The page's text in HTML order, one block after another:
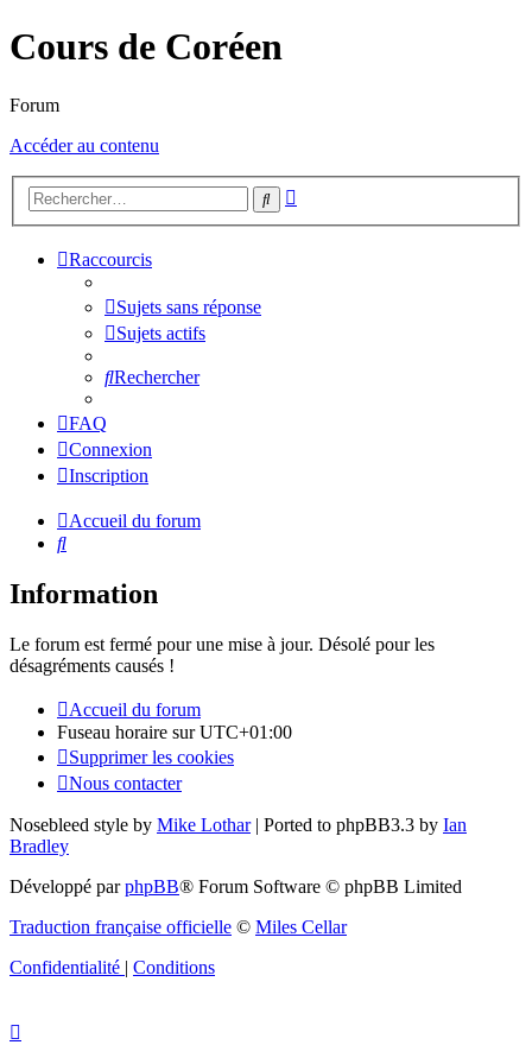
Cours de Coréen
Forum
Accéder au contenu
Rechercher
Raccourcis
Sujets sans réponse
Sujets actifs
Rechercher
FAQ
Connexion
Inscription
Accueil du forum
Rechercher
Information
Le forum est fermé pour une mise à jour. Désolé pour les
désagréments causés !
Accueil du forum
Fuseau horaire surUTC+01:00
Supprimer les cookies
Nous contacter
Nosebleed style by Mike Lothar| Ported to phpBB3.3 by Ian
Bradley
Développé parphpBB® Forum Software © phpBB Limited
Traduction française officielle © Miles Cellar
Confidentialité | Conditions